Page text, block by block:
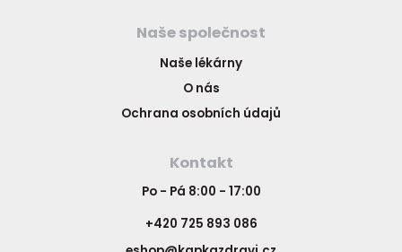
Naše společnost
Naše lékárny
O nás
Ochrana osobních údajů
Kontakt
Po - Pá 8:00 - 17:00
+420 725 893 086